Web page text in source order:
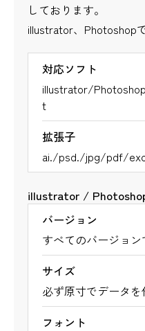
しております。
illustrator、Photoshop
対応ソフト
illustrator/
t
拡張子
ai./psd./jpg/pdf/
illustrator /
バージョン
すべてのバージョン
サイズ
必ず原寸でデータを
フォント